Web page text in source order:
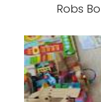
Robs